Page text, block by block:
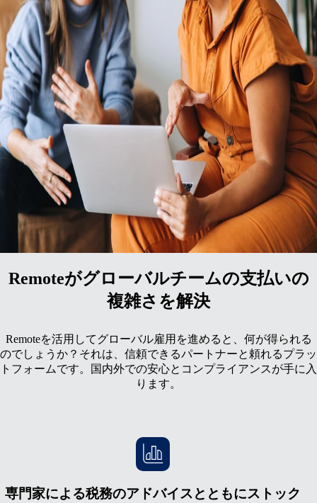
ブからグローバルチームの支払いと管理を行いましょう。
国際的な従業員と契約社員の採用・支払いを簡単に
複数の国での人事、福利厚生、税務、給与処理に関する法令遵
守に、膨大な労力やコストをかける必要はありません。
Remoteは、国際採用に必要なすべてのツールを提供し、迅速
な採用を実現しながら、単独でのグローバル展開に伴うコスト
やリスクを抑えます。
自社法人の有無に関わらず、国際的にビジネスを展開
雇用データを一元管理できる統合型プラットフォーム
Remoteがグローバルチームの支払いの
複雑さを解決
Remoteを活用してグローバル雇用を進めると、何が得られる
のでしょうか？それは、信頼できるパートナーと頼れるプラッ
トフォームです。国内外での安心とコンプライアンスが手に入
ります。
専門家による税務のアドバイスとともにストック